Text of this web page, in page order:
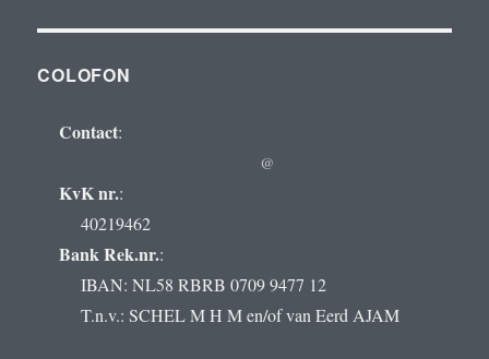
COLOFON
Contact:
@
KvK nr.:
40219462
Bank Rek.nr.:
IBAN: NL58 RBRB 0709 9477 12
T.n.v.: SCHEL M H M en/of van Eerd AJAM